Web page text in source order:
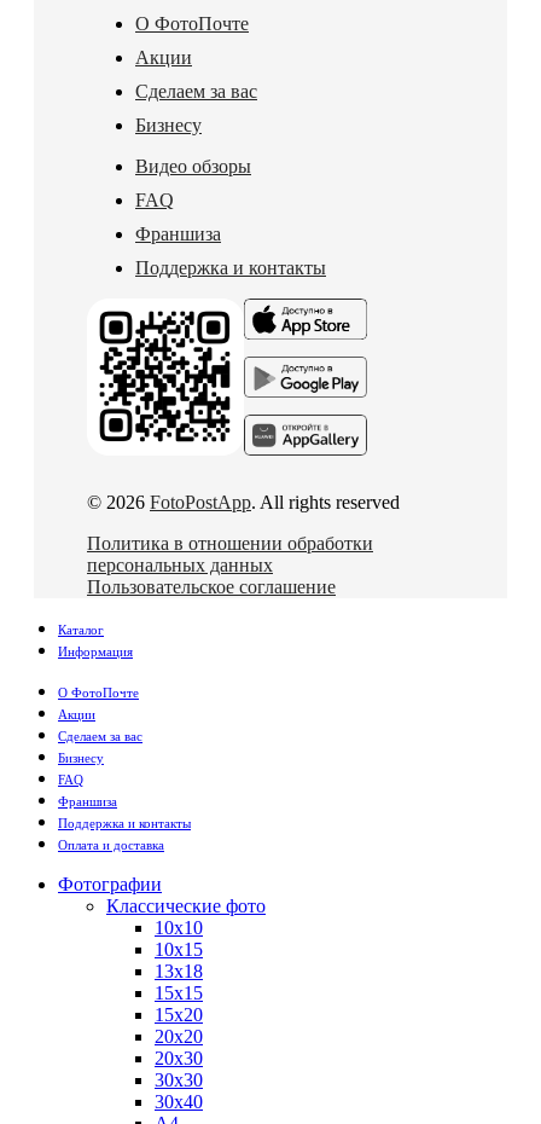
О ФотоПочте
Акции
Сделаем за вас
Бизнесу
Видео обзоры
FAQ
Франшиза
Поддержка и контакты
© 2026 FotoPostApp. All rights reserved
Политика в отношении обработки
персональных данных
Пользовательское соглашение
Каталог
Информация
О ФотоПочте
Акции
Сделаем за вас
Бизнесу
FAQ
Франшиза
Поддержка и контакты
Оплата и доставка
Фотографии
Классические фото
10х10
10х15
13х18
15х15
15х20
20х20
20х30
30х30
30х40